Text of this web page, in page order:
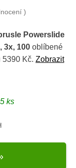
)
Powerslide
3x, 100oblíbené
5390 Kč. Zobrazit
ks